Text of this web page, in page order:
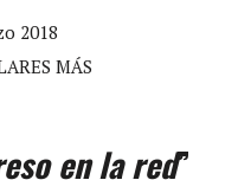
2018
MÁS
en la red”